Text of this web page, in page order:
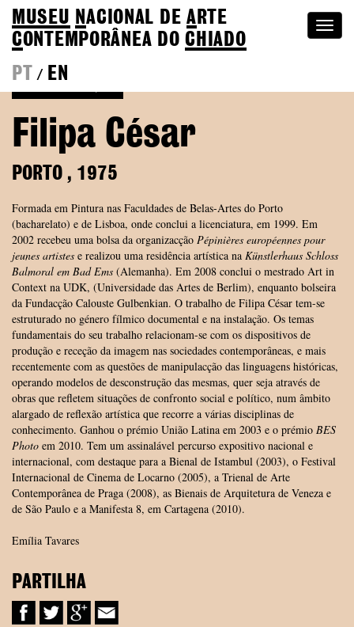
MUSEU NACIONAL DEA RTE
CONTEMPORÂNEA DOCHIADO
PT
/ EN
Filipa César
PORTO , 1975
Formada em Pintura nas Faculdades de Belas-Artes do Porto
(bacharelato) e de Lisboa, onde conclui a licenciatura, em 1999. Em
2002 recebeu uma bolsa da organizacção Pépinières européennes pour
jeunes artistes e realizou uma residência artística na Künstlerhaus Schloss
Balmoral em Bad Ems (Alemanha). Em 2008 conclui o mestrado Art in
Context na UDK, (Universidade das Artes de Berlim), enquanto bolseira
da Fundacção Calouste Gulbenkian. O trabalho de Filipa César tem-se
estruturado no género fílmico documental e na instalação. Os temas
fundamentais do seu trabalho relacionam-se com os dispositivos de
produção e receção da imagem nas sociedades contemporâneas, e mais
recentemente com as questões de manipulacção das linguagens históricas,
operando modelos de desconstrução das mesmas, quer seja através de
obras que refletem situações de confronto social e político, num âmbito
alargado de reflexão artística que recorre a várias disciplinas de
conhecimento. Ganhou o prémio União Latina em 2003 e o prémio BES
Photo em 2010. Tem um assinalável percurso expositivo nacional e
internacional, com destaque para a Bienal de Istambul (2003), o Festival
Internacional de Cinema de Locarno (2005), a Trienal de Arte
Contemporânea de Praga (2008), as Bienais de Arquitetura de Veneza e
de São Paulo e a Manifesta 8, em Cartagena (2010).
Emília Tavares
PARTILHA